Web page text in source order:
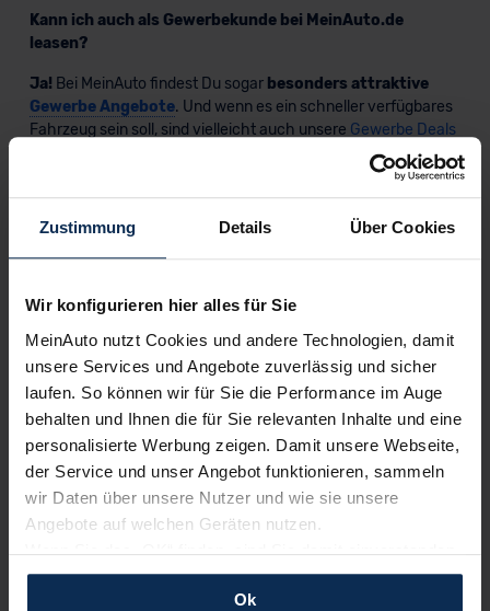
Zustimmung Details Über Cookies
Wir konfigurieren hier alles für Sie
MeinAuto nutzt Cookies und andere Technologien, damit
unsere Services und Angebote zuverlässig und sicher
laufen. So können wir für Sie die Performance im Auge
behalten und Ihnen die für Sie relevanten Inhalte und eine
personalisierte Werbung zeigen. Damit unsere Webseite,
der Service und unser Angebot funktionieren, sammeln
wir Daten über unsere Nutzer und wie sie unsere
Angebote auf welchen Geräten nutzen.
Wenn Sie das „OK“ finden, sind Sie damit einverstanden
und erlauben uns Cookies für unseren Service zu
verwenden und diese Daten an Dritte weiterzugeben,
Ok
Kann ich auch als Gewerbekunde bei MeinAuto.de
leasen?
Ja! Bei MeinAuto findest Du sogar besonders attraktive
Gewerbe Angebote. Und wenn es ein schneller verfügbares
Fahrzeug sein soll, sind vielleicht auch unsere Gewerbe Deals
Was braucht man für ein Gewerbe Leasing?
Als Geschäftskunde giltst Du dann, wenn
Du ein
Unternehmen oder selbstständig bist
GmbH oder Freiberufler auftrittst. Alle diese Rechtsformen
MeinAuto.dein Anspruch zu nehmen.
Vor Vertragsabschluss muss Du dann nachweisen, dass Du
auch wirklich Gewerbetreibender bist. Dies ist allerdings ganz
leicht. Wir benötigen dafür von Dir in der Regel nur eine
Gewerbeanmeldung, ein Steuerberaterschreiben oder
den Handelsregister-Auszug. In Einzelfällen oder bei
speziellen gewerblichen Rechtsformen können auch andere
Nachweise erforderlich sein. Dies erfährst Du dann aber
immer von DeinemCarCoach.